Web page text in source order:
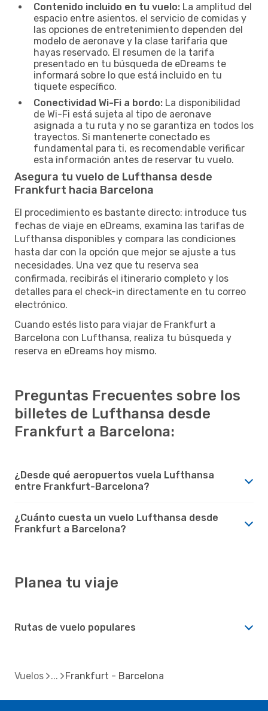
Contenido incluido en tu vuelo: La amplitud del
espacio entre asientos, el servicio de comidas y
las opciones de entretenimiento dependen del
modelo de aeronave y la clase tarifaria que
hayas reservado. El resumen de la tarifa
presentado en tu búsqueda de eDreams te
informará sobre lo que está incluido en tu
tiquete específico.
Conectividad Wi-Fi a bordo: La disponibilidad
de Wi-Fi está sujeta al tipo de aeronave
asignada a tu ruta y no se garantiza en todos los
trayectos. Si mantenerte conectado es
fundamental para ti, es recomendable verificar
esta información antes de reservar tu vuelo.
Asegura tu vuelo de Lufthansa desde
Frankfurt hacia Barcelona
El procedimiento es bastante directo: introduce tus
fechas de viaje en eDreams, examina las tarifas de
Lufthansa disponibles y compara las condiciones
hasta dar con la opción que mejor se ajuste a tus
necesidades. Una vez que tu reserva sea
confirmada, recibirás el itinerario completo y los
detalles para el check-in directamente en tu correo
electrónico.
Cuando estés listo para viajar de Frankfurt a
Barcelona con Lufthansa, realiza tu búsqueda y
reserva en eDreams hoy mismo.
Preguntas Frecuentes sobre los
billetes de Lufthansa desde
Frankfurt a Barcelona:
¿Desde qué aeropuertos vuela Lufthansa
entre Frankfurt-Barcelona?
¿Cuánto cuesta un vuelo Lufthansa desde
Frankfurt a Barcelona?
Planea tu viaje
Rutas de vuelo populares
Vuelos Frankfurt - Barcelona